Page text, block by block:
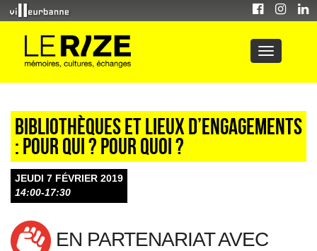
Bibliothèques et lieux d’engagements
: Pour qui ? Pour quoi ?
JEUDI 7 FÉVRIER 2019
14:00-17:30
EN PARTENARIAT AVEC